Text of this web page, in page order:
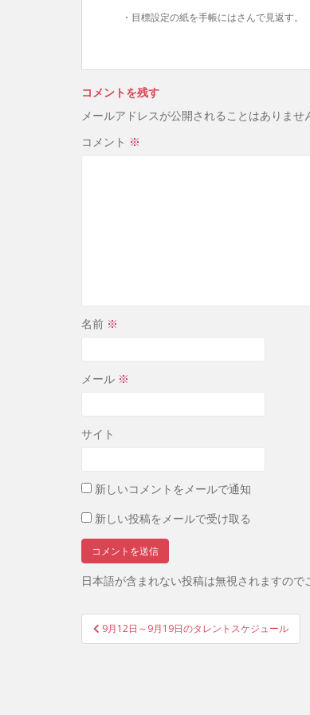
・目標設定の紙を手帳にはさんで見返す。
コメントを残す
メールアドレスが公開されることはありませ
コメント ※
名前 ※
メール ※
サイト
新しいコメントをメールで通知
新しい投稿をメールで受け取る
日本語が含まれない投稿は無視されますので
投
稿
9月12日～9月19日のタレントスケジュール